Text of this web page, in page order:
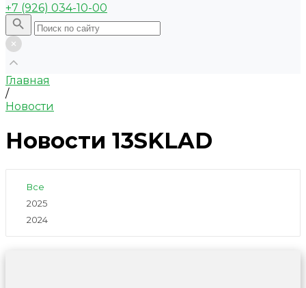
+7 (926) 034-10-00
Главная
/
Новости
Новости 13SKLAD
Все
2025
2024